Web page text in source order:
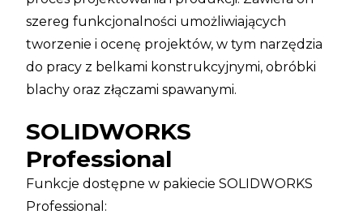
szereg funkcjonalności umożliwiających
tworzenie i ocenę projektów, w tym narzędzia
do pracy z belkami konstrukcyjnymi, obróbki
blachy oraz złączami spawanymi.
SOLIDWORKS
Professional
Funkcje dostępne w pakiecie SOLIDWORKS
Professional: